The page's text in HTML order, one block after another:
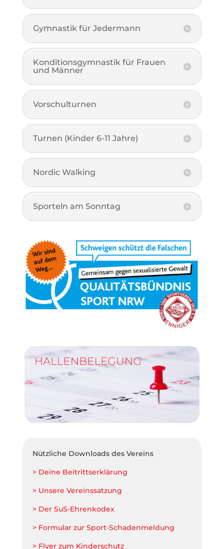
Gymnastik für Jedermann
Konditionsgymnastik für Frauen
und Männer
Vorschulturnen
Turnen (Kinder 6-11 Jahre)
Nordic Walking
Sporteln am Sonntag
Nützliche Downloads des Vereins
> Deine Beitrittserklärung
> Unsere Vereinssatzung
> Der SuS-Ehrenkodex
> Formular zur Sport-Schadenmeldung
> Flyer zum Kinderschutz